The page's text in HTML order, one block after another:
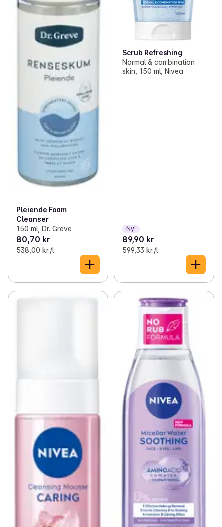
Pleiende Foam
Cleanser
150 ml, Dr. Greve
80,70 kr
538,00 kr /l
Scrub Refreshing
Normal & combination
skin, 150 ml, Nivea
Ny!
89,90 kr
599,33 kr /l